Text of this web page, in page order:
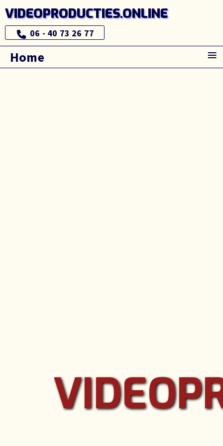
VIDEOPRODUCTIES.ONLINE
06 - 40 73 26 77
Home ≡